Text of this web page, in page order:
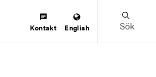
Kontakt English Sök